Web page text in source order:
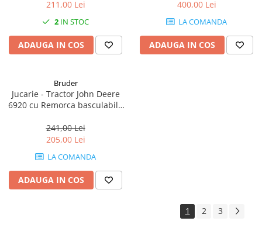
211,00 Lei
2 IN STOC
ADAUGA IN COS
400,00 Lei
LA COMANDA
ADAUGA IN COS
Bruder
Jucarie - Tractor John Deere
6920 cu Remorca basculabila
241,00 Lei
205,00 Lei
LA COMANDA
ADAUGA IN COS
1 2 3